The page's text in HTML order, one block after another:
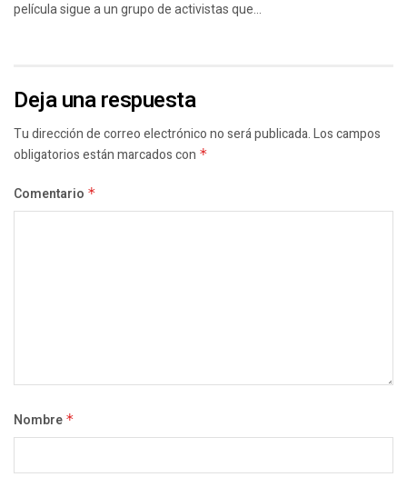
película sigue a un grupo de activistas que...
Deja una respuesta
Tu dirección de correo electrónico no será publicada.Los campos
obligatorios están marcados con *
Comentario *
Nombre *